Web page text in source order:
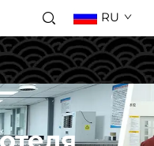
RU
расчёт стоимости